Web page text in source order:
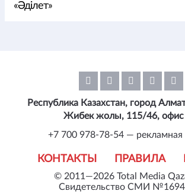
«Әділет»
© 2011—2026 Total Media
Свидетельство СМИ
КОНТАКТЫ ПРАВИЛА
Республика Казахстан, город
Жибек жолы, 115/46, офис
+7 700 978-78-54 — рекламная